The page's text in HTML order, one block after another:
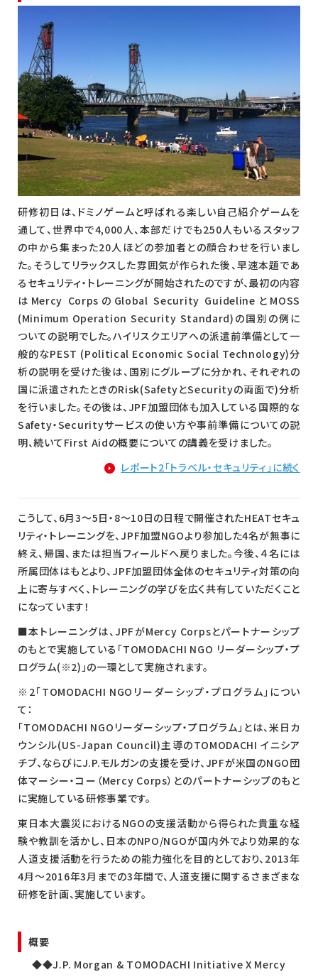
研修初日は、ドミノゲームと呼ばれる楽しい自己紹介ゲームを
通して、世界中で4,000人、本部だけでも250人もいるスタッフ
の中から集まった20人ほどの参加者との顔合わせを行いまし
た。そうしてリラックスした雰囲気が作られた後、早速本題であ
るセキュリティ・トレーニングが開始されたのですが、最初の内容
はMercy CorpsのGlobal Security GuidelineとMOSS
(Minimum Operation Security Standard)の国別の例に
ついての説明でした。ハイリスクエリアへの派遣前準備として一
般的なPEST (Political Economic Social Technology)分
析の説明を受けた後は、国別にグループに分かれ、それぞれの
国に派遣されたときのRisk(SafetyとSecurityの両面で)分析
を行いました。その後は、JPF加盟団体も加入している国際的な
Safety・Securityサービスの使い方や事前準備についての説
明、続いてFirst Aidの概要についての講義を受けました。
レポート2「トラベル・セキュリティ」に続く
こうして、6月3～5日・8～10日の日程で開催されたHEATセキュ
リティ・トレーニングを、JPF加盟NGOより参加した4名が無事に
終え、帰国、または担当フィールドへ戻りました。今後、４名には
所属団体はもとより、JPF加盟団体全体のセキュリティ対策の向
上に寄与すべく、トレーニングの学びを広く共有していただくこと
になっています！
■本トレーニングは、JPFがMercy Corpsとパートナーシップ
のもとで実施している「TOMODACHI NGO リーダーシップ・プ
ログラム(※2)」の一環として実施されます。
※2「TOMODACHI NGOリーダーシップ・プログラム」につい
て：
「TOMODACHI NGOリーダーシップ・プログラム」とは、米日カ
ウンシル(US-Japan Council)主導のTOMODACHI イニシア
チブ、ならびにJ.P.モルガンの支援を受け、JPFが米国のNGO団
体マーシー・コー（Mercy Corps）とのパートナーシップのもと
に実施している研修事業です。
東日本大震災におけるNGOの支援活動から得られた貴重な経
験や教訓を活かし、日本のNPO/NGOが国内外でより効果的な
人道支援活動を行うための能力強化を目的としており、2013年
4月～2016年3月までの3年間で、人道支援に関するさまざまな
研修を計画、実施しています。
概要
◆◆J.P. Morgan & TOMODACHI Initiative X Mercy